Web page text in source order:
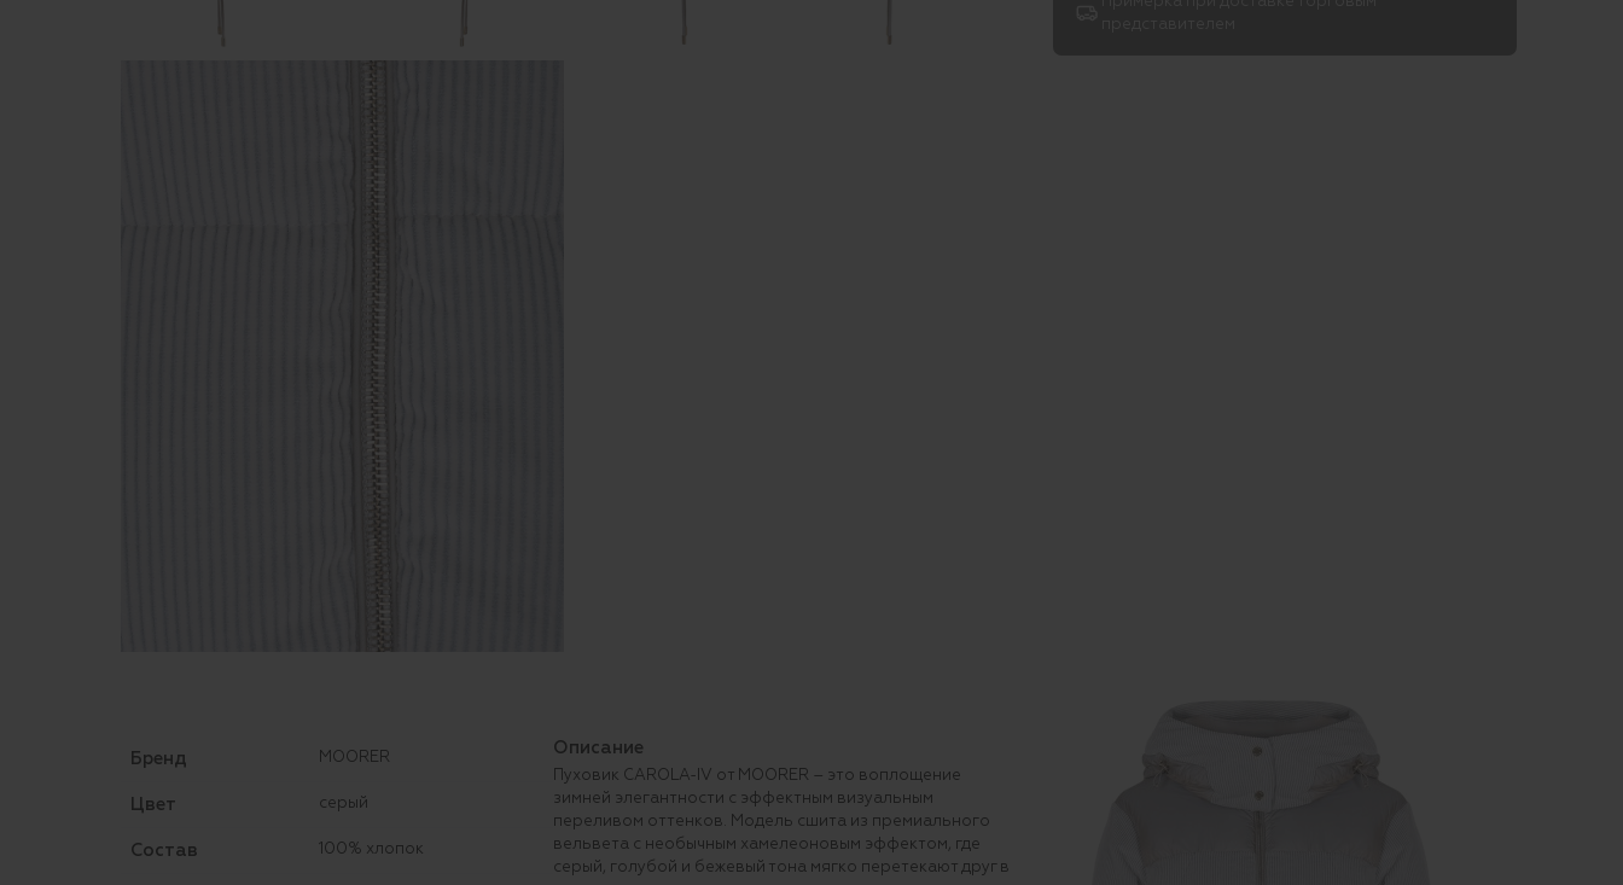
Бренд MOORER
Цвет серый
Состав 100% хлопок
Описание
Пуховик CAROLA-IV от MOORER – это воплощение
зимней элегантности с эффектным визуальным
переливом оттенков. Модель сшита из премиального
вельвета с необычным хамелеоновым эффектом, где
серый, голубой и бежевый тона мягко перетекают друг в